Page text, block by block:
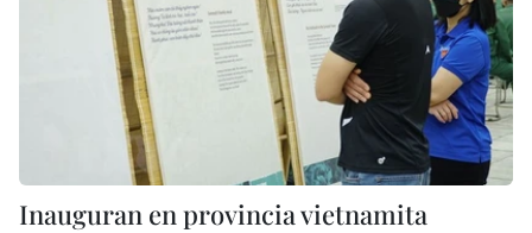
Inauguran en provincia vietnamita